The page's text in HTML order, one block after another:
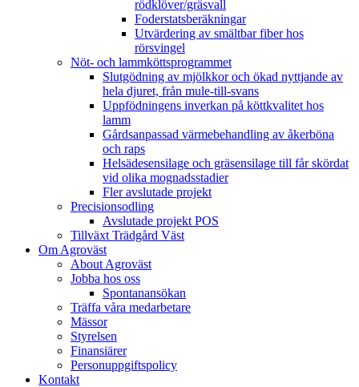
rödklöver/gräsvall
Foderstatsberäkningar
Utvärdering av smältbar fiber hos
rörsvingel
Nöt- och lammköttsprogrammet
Slutgödning av mjölkkor och ökad nyttjande av
hela djuret, från mule-till-svans
Uppfödningens inverkan på köttkvalitet hos
lamm
Gårdsanpassad värmebehandling av åkerböna
och raps
Helsädesensilage och gräsensilage till får skördat
vid olika mognadsstadier
Fler avslutade projekt
Precisionsodling
Avslutade projekt POS
Tillväxt Trädgård Väst
Om Agroväst
About Agroväst
Jobba hos oss
Spontanansökan
Träffa våra medarbetare
Mässor
Styrelsen
Finansiärer
Personuppgiftspolicy
Kontakt